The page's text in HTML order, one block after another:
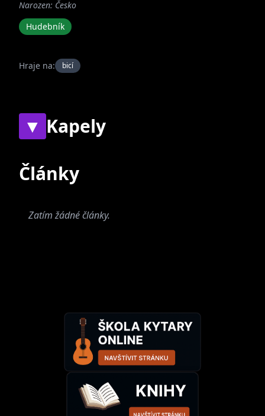
Narozen: Česko
Hudebník
Hraje na: bicí
▼ Kapely
Současné
Články
Zatím žádné články.